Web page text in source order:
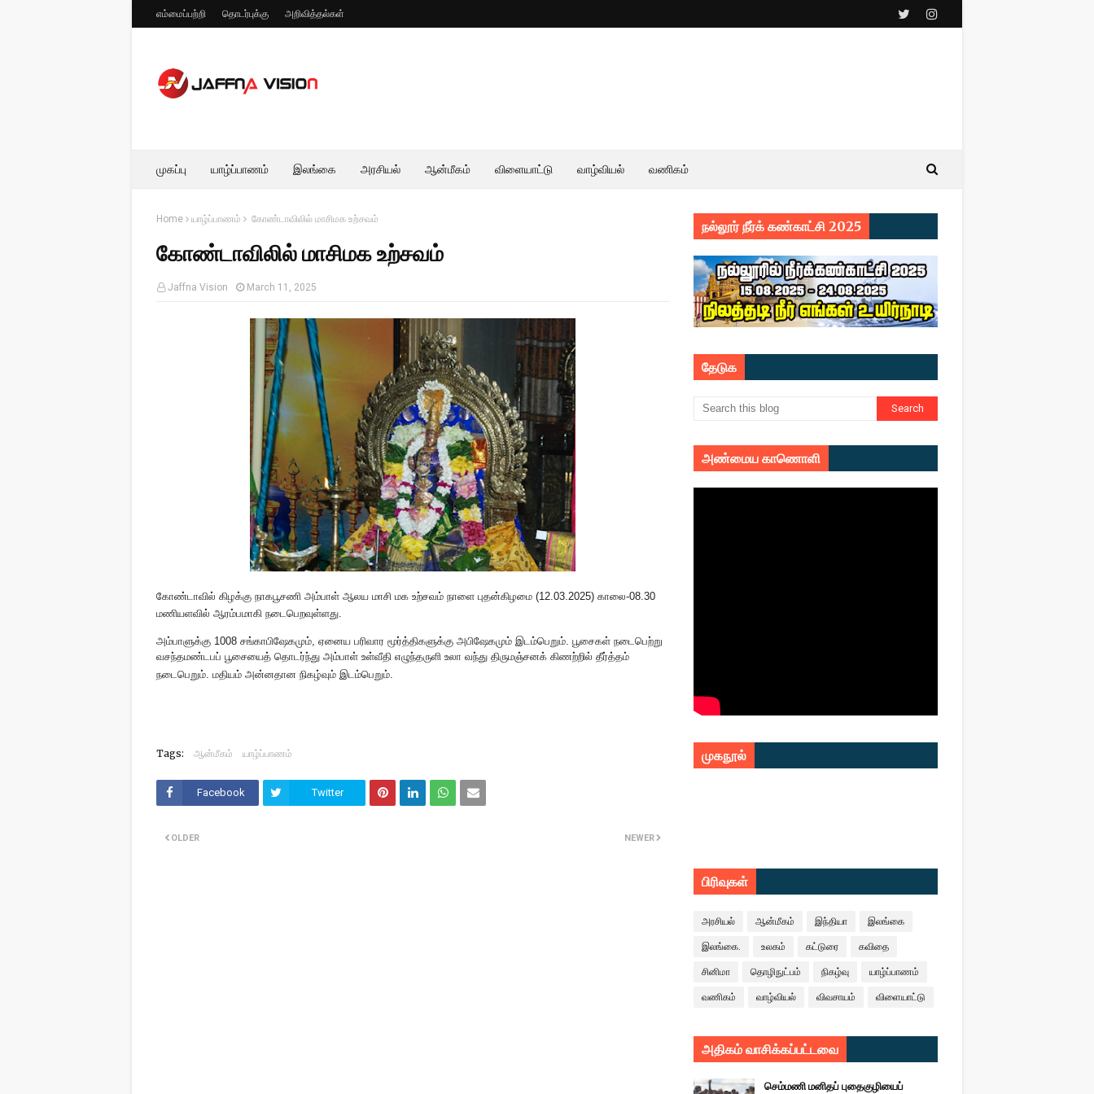
எம்மைப்பற்றி தொடர்புக்கு அறிவித்தல்கள்
முகப்பு யாழ்ப்பாணம் இலங்கை அரசியல் ஆன்மீகம் விளையாட்டு வாழ்வியல் வணிகம்
Home யாழ்ப்பாணம் கோண்டாவிலில் மாசிமக உற்சவம்
கோண்டாவிலில் மாசிமக உற்சவம்
Jaffna Vision March 11, 2025
கோண்டாவில் கிழக்கு நாகபூசணி அம்பாள் ஆலய மாசி மக உற்சவம் நாளை புதன்கிழமை (12.03.2025) காலை-08.30
மணியளவில் ஆரம்பமாகி நடைபெறவுள்ளது.
அம்பாளுக்கு 1008 சங்காபிஷேகமும், ஏனைய பரிவார மூர்த்திகளுக்கு அபிஷேகமும் இடம்பெறும். பூசைகள் நடைபெற்று
வசந்தமண்டபப் பூசையைத் தொடர்ந்து அம்பாள் உள்வீதி எழுந்தருளி உலா வந்து திருமஞ்சனக் கிணற்றில் தீர்த்தம்
நடைபெறும். மதியம் அன்னதான நிகழ்வும் இடம்பெறும்.
Tags: ஆன்மீகம் யாழ்ப்பாணம்
Facebook Twitter
NEWER
OLDER
நல்லூர் நீர்க் கண்காட்சி 2025
தேடுக
அண்மைய காணொளி
முகநூல்
பிரிவுகள்
அரசியல் ஆன்மீகம் இந்தியா இலங்கை
இலங்கை. உலகம் கட்டுரை கவிதை
சினிமா தொழிநுட்பம் நிகழ்வு யாழ்ப்பாணம்
வணிகம் வாழ்வியல் விவசாயம் விளையாட்டு
அதிகம் வாசிக்கப்பட்டவை
செம்மணி மனிதப் புதைகுழியைப்